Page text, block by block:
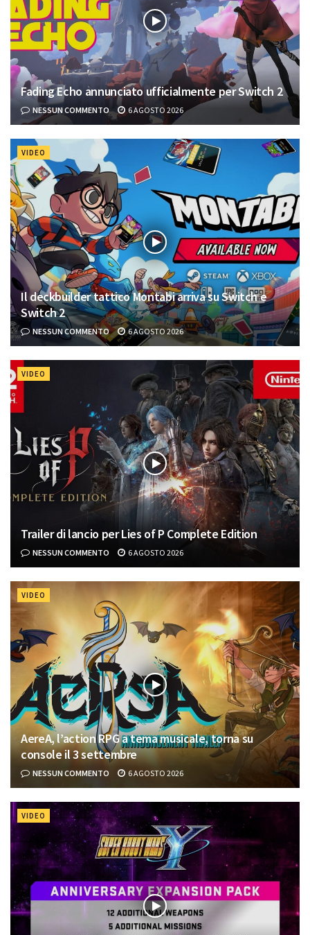
Fading Echo annunciato ufficialmente per Switch 2
NESSUN COMMENTO 6 AGOSTO 2026
VIDEO
Il deckbuilder tattico Montabi arriva su Switch e
Switch 2
NESSUN COMMENTO 6 AGOSTO 2026
VIDEO
Trailer di lancio per Lies of P Complete Edition
NESSUN COMMENTO 6 AGOSTO 2026
VIDEO
AereA, l’action RPG a tema musicale, torna su
console il 3 settembre
NESSUN COMMENTO 6 AGOSTO 2026
VIDEO